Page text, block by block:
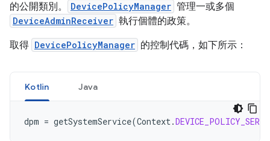
的公開類別。
DevicePolicyManager 管理一或多個
DeviceAdminReceiver 執行個體的政策。
取得 DevicePolicyManager 的控制代碼，如下所示：
Kotlin Java
dpm = getSystemService(Context.